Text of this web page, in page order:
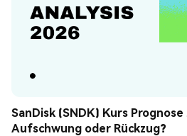
SanDisk (SNDK) Kurs Prognose
Aufschwung oder Rückzug?